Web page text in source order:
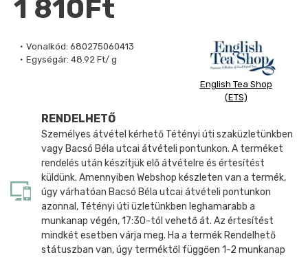
Vonalkód: 680275060413
Egységár: 48.92 Ft/ g
English Tea Shop
(ETS)
1 810Ft
RENDELHETŐ
Személyes átvétel kérhető Tétényi úti szaküzletünkben
vagy Bacsó Béla utcai átvételi pontunkon. A terméket
rendelés után készítjük elő átvételre és értesítést
küldünk. Amennyiben Webshop készleten van a termék,
úgy várhatóan Bacsó Béla utcai átvételi pontunkon
azonnal, Tétényi úti üzletünkben leghamarabb a
munkanap végén, 17:30-tól vehető át. Az értesítést
mindkét esetben várja meg. Ha a termék Rendelhető
státuszban van, úgy terméktől függően 1-2 munkanap